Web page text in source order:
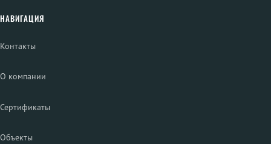
НАВИГАЦИЯ
Контакты
О компании
Сертификаты
Объекты